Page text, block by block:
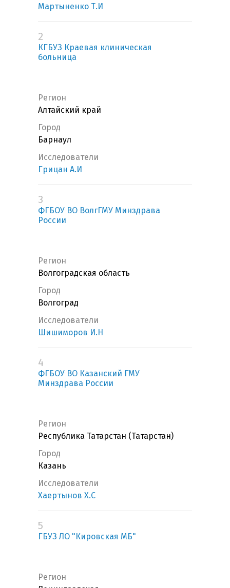
Мартыненко Т.И
2
КГБУЗ Краевая клиническая
больница
Регион
Алтайский край
Город
Барнаул
Исследователи
Грицан А.И
3
ФГБОУ ВО ВолгГМУ Минздрава
России
Регион
Волгоградская область
Город
Волгоград
Исследователи
Шишиморов И.Н
4
ФГБОУ ВО Казанский ГМУ
Минздрава России
Регион
Республика Татарстан (Татарстан)
Город
Казань
Исследователи
Хаертынов Х.С
5
ГБУЗ ЛО "Кировская МБ"
Регион